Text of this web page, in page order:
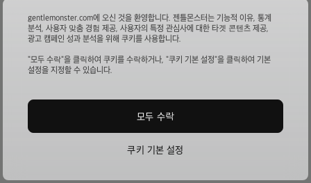
gentlemonster.com에 오신 것을 환영합니다. 젠틀몬스터는 기능적 이유, 통계
분석, 사용자 맞춤 경험 제공, 사용자의 특정 관심사에 대한 타겟 콘텐츠 제공,
광고 캠페인 성과 분석을 위해 쿠키를 사용합니다.
"모두 수락"을 클릭하여 쿠키를 수락하거나, "쿠키 기본 설정"을 클릭하여 기본
설정을 지정할 수 있습니다.
쿠키 기본 설정
모두 수락